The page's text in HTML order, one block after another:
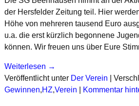
der Hersfelder Zeitung teil. Hier
Höhe von mehreren tausend Euro
u.a. die erst kürzlich begonnene
können. Wir freuen uns über Eure
Weiterlesen →
Veröffentlicht unter Der Verein
Gewinnen,HZ,Verein Kommentar